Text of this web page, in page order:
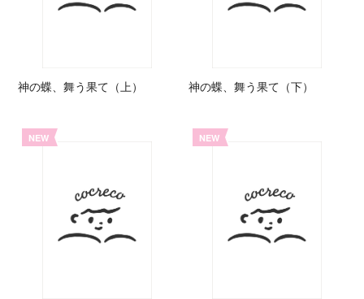
神の蝶、舞う果て（上） 神の蝶、舞う果て（下）
NEW NEW